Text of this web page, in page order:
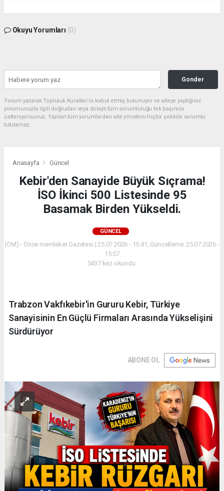
Okuyu Yorumları (0)
Gonder
Yorum yazarak Topluluk Kuralları’nı kabul etmiş bulunuyor ve siteye yaptığınız
yorumunuzla ilgili doğrudan veya dolaylı tüm sorumluluğu tek başınıza
üstleniyorsunuz. Yazılan tüm yorumlardan site yönetimi hiçbir şekilde sorumlu
tutulamaz.
Anasayfa Güncel
Kebir'den Sanayide Büyük Sıçrama!
İSO İkinci 500 Listesinde 95
Basamak Birden Yükseldi.
GÜNCEL
(ÖM) - Önce memleket Gazetesi | 25.07.2026 - 15:41, Güncelleme: 25.07.2026 -
15:57
5437 kez okundu.
Trabzon Vakfıkebir'in Gururu Kebir, Türkiye
Sanayisinin En Güçlü Firmaları Arasında Yükselişini
Sürdürüyor
ABONE OL